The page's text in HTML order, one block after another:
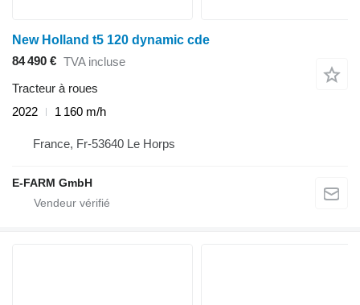
New Holland t5 120 dynamic cde
84 490 € TVA incluse
Tracteur à roues
2022
1 160 m/h
France, Fr-53640 Le Horps
E-FARM GmbH